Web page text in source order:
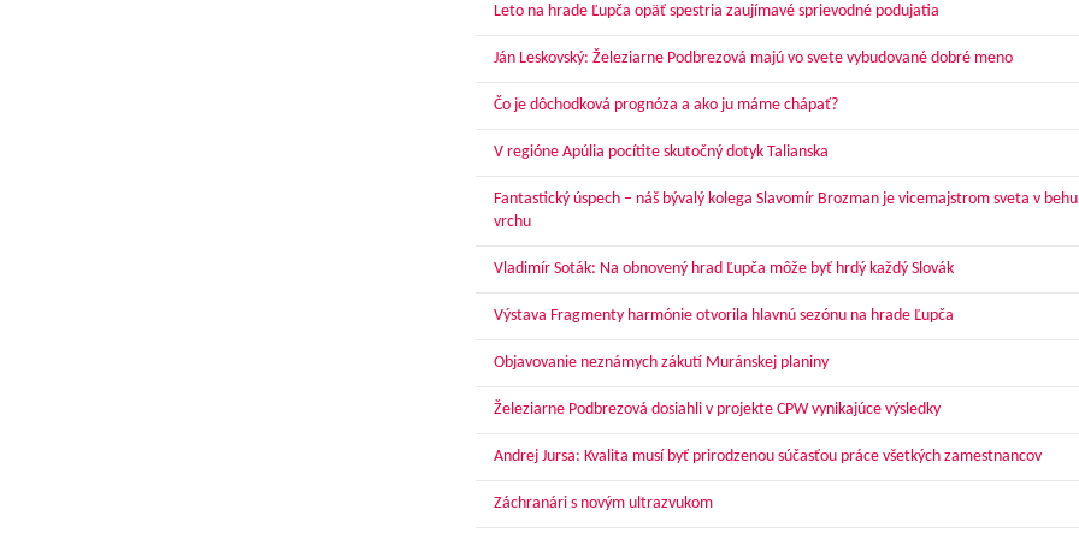
Leto na hrade Ľupča opäť spestria zaujímavé sprievodné podujatia
Ján Leskovský: Železiarne Podbrezová majú vo svete vybudované dobré meno
Čo je dôchodková prognóza a ako ju máme chápať?
V regióne Apúlia pocítite skutočný dotyk Talianska
Fantastický úspech – náš bývalý kolega Slavomír Brozman je vicemajstrom sveta v
vrchu
Vladimír Soták: Na obnovený hrad Ľupča môže byť hrdý každý Slovák
Výstava Fragmenty harmónie otvorila hlavnú sezónu na hrade Ľupča
Objavovanie neznámych zákutí Muránskej planiny
Železiarne Podbrezová dosiahli v projekte CPW vynikajúce výsledky
Andrej Jursa: Kvalita musí byť prirodzenou súčasťou práce všetkých zamestnancov
Záchranári s novým ultrazvukom